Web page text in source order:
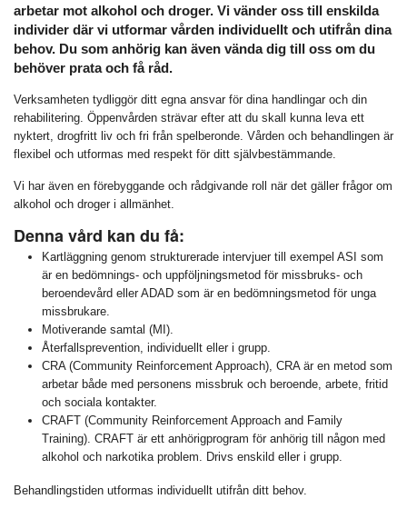
arbetar mot alkohol och droger. Vi vänder oss till enskilda
individer där vi utformar vården individuellt och utifrån dina
behov. Du som anhörig kan även vända dig till oss om du
behöver prata och få råd.
Verksamheten tydliggör ditt egna ansvar för dina handlingar och din
rehabilitering. Öppenvården strävar efter att du skall kunna leva ett
nyktert, drogfritt liv och fri från spelberonde. Vården och behandlingen är
flexibel och utformas med respekt för ditt självbestämmande.
Vi har även en förebyggande och rådgivande roll när det gäller frågor om
alkohol och droger i allmänhet.
Denna vård kan du få:
Kartläggning genom strukturerade intervjuer till exempel ASI som
är en bedömnings- och uppföljningsmetod för missbruks- och
beroendevård eller ADAD som är en bedömningsmetod för unga
missbrukare.
Motiverande samtal (MI).
Återfallsprevention, individuellt eller i grupp.
CRA (Community Reinforcement Approach), CRA är en metod som
arbetar både med personens missbruk och beroende, arbete, fritid
och sociala kontakter.
CRAFT (Community Reinforcement Approach and Family
Training). CRAFT är ett anhörigprogram för anhörig till någon med
alkohol och narkotika problem. Drivs enskild eller i grupp.
Behandlingstiden utformas individuellt utifrån ditt behov.